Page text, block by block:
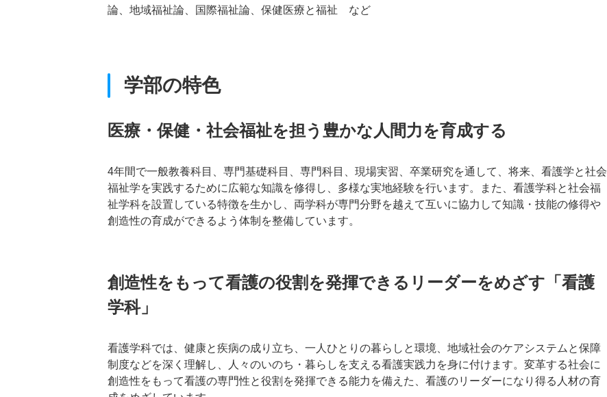
論、地域福祉論、国際福祉論、保健医療と福祉 など
学部の特色
医療・保健・社会福祉を担う豊かな人間力を育成する
4年間で一般教養科目、専門基礎科目、専門科目、現場実習、卒業研究を通して、将来、看護学と社会
福祉学を実践するために広範な知識を修得し、多様な実地経験を行います。また、看護学科と社会福
祉学科を設置している特徴を生かし、両学科が専門分野を越えて互いに協力して知識・技能の修得や
創造性の育成ができるよう体制を整備しています。
創造性をもって看護の役割を発揮できるリーダーをめざす「看護
学科」
看護学科では、健康と疾病の成り立ち、一人ひとりの暮らしと環境、地域社会のケアシステムと保障
制度などを深く理解し、人々のいのち・暮らしを支える看護実践力を身に付けます。変革する社会に
創造性をもって看護の専門性と役割を発揮できる能力を備えた、看護のリーダーになり得る人材の育